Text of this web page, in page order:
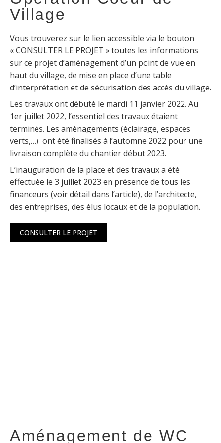
Village
Vous trouverez sur le lien accessible via le bouton
« CONSULTER LE PROJET » toutes les informations
sur ce projet d’aménagement d’un point de vue en
haut du village, de mise en place d’une table
d’interprétation et de sécurisation des accès du village.
Les travaux ont débuté le mardi 11 janvier 2022. Au
1er juillet 2022, l’essentiel des travaux étaient
terminés. Les aménagements (éclairage, espaces
verts,…) ont été finalisés à l’automne 2022 pour une
livraison complète du chantier début 2023.
L’inauguration de la place et des travaux a été
effectuée le 3 juillet 2023 en présence de tous les
financeurs (voir détail dans l’article), de l’architecte,
des entreprises, des élus locaux et de la population.
CONSULTER LE PROJET
Aménagement de WC